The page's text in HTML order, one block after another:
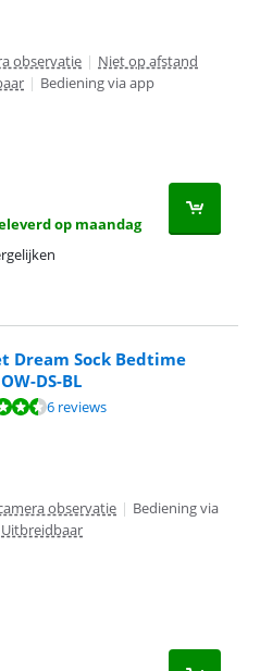
observatie | Niet op afstand
| Bediening via app
op maandag
Dream Sock Bedtime
DS-BL
op 6 reviews.
6 reviews
observatie | Bediening via
Uitbreidbaar